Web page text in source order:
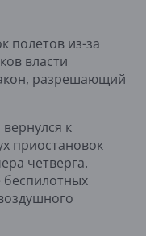
полетов из-за
власти
разрешающий
к
приостановок
четверга.